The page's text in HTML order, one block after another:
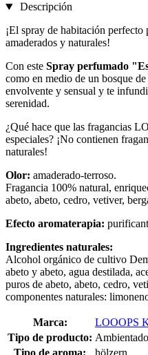
Descripción
¡El spray de habitación perfecto
amaderados y naturales!
Con este Spray perfumado
como en medio de un bosque
envolvente y sensual y te
serenidad.
¿Qué hace que las fragancias
especiales? ¡No contienen
naturales!
Olor: amaderado-terroso.
Fragancia 100% natural,
abeto, abeto, cedro, vetiver,
Efecto aromaterapia:
Ingredientes naturales:
Alcohol orgánico de cultivo
abeto y abeto, agua destilada,
puros de abeto, abeto, cedro,
componentes naturales:
Marca:
LOOOPS
Tipo de producto: